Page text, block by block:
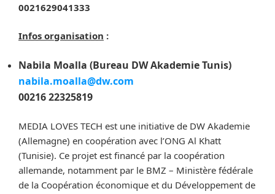
0021629041333
Infos organisation :
Nabila Moalla (Bureau DW Akademie Tunis)
nabila.moalla@dw.com
00216 22325819
MEDIA LOVES TECH est une initiative de DW Akademie
(Allemagne) en coopération avec l’ONG Al Khatt
(Tunisie). Ce projet est financé par la coopération
allemande, notamment par le BMZ – Ministère fédérale
de la Coopération économique et du Développement de